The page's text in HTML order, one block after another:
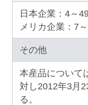
日本企業：4～
メリカ企業：7
その他
本産品について
対し2012年3月
る。